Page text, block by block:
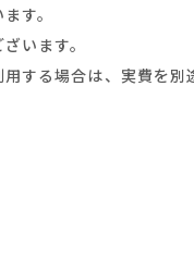
す。
います。
する場合は、実費を別